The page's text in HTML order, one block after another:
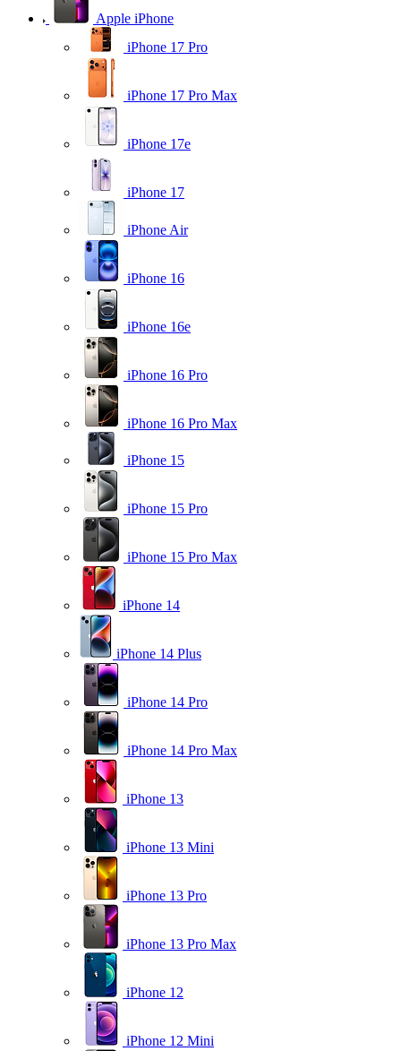
Apple iPhone
iPhone 17 Pro
iPhone 17 Pro Max
iPhone 17e
iPhone 17
iPhone Air
iPhone 16
iPhone 16e
iPhone 16 Pro
iPhone 16 Pro Max
iPhone 15
iPhone 15 Pro
iPhone 15 Pro Max
iPhone 14
iPhone 14 Plus
iPhone 14 Pro
iPhone 14 Pro Max
iPhone 13
iPhone 13 Mini
iPhone 13 Pro
iPhone 13 Pro Max
iPhone 12
iPhone 12 Mini